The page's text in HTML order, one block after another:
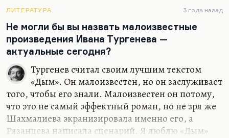
наследовавших (каждый по-своему) русскому
космизму. Это безумно интересно. Оба, кстати,
верили в бессмертие.
ЛИТЕРАТУРА 3 года назад
Не могли бы вы назвать малоизвестные
произведения Ивана Тургенева —
актуальные сегодня?
Тургенев считал своим лучшим текстом
«Дым». Он малоизвестен, но он заслуживает
того, чтобы его знали. Малоизвестен он потому,
что это не самый эффектный роман, но не зря же
Шахмалиева экранизировала именно его, а
Рязанцева написала сценарий. Я люблю «Дым»